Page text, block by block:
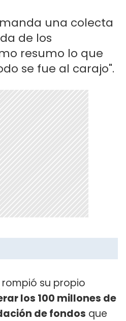
una colecta
de los
resumo lo que
se fue al carajo".
rompió su propio
los 100 millones de
de fondos que